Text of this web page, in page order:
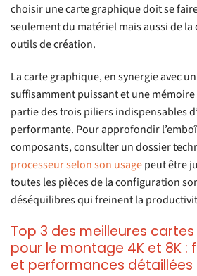
choisir une carte graphique doit se
seulement du matériel mais aussi de
outils de création.
La carte graphique, en synergie avec
suffisamment puissant et une mémoire
partie des trois piliers indispensables
performante. Pour approfondir
composants, consulter un dossier
processeur selon son usagepeut être
toutes les pièces de la configuration
déséquilibres qui freinent la
Top 3 des meilleures
pour le montage 4K et 8K :
et performances détaillées